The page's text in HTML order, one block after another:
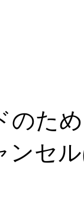
のた
ンセ